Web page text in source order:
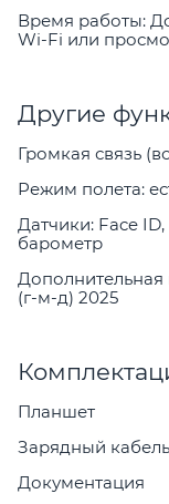
Время работы:
Wi-Fi или
Другие
Громкая связь
Режим полета:
Датчики: Face
барометр
(г-м-д) 2025
Планшет
Зарядный
Документация